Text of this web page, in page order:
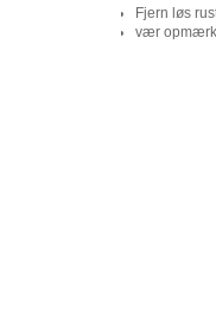
Fjern løs
vær